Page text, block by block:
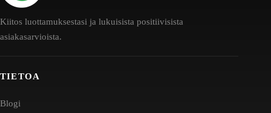
Kiitos luottamuksestasi ja lukuisista positiivisista
asiakasarvioista.
TIETOA
Blogi